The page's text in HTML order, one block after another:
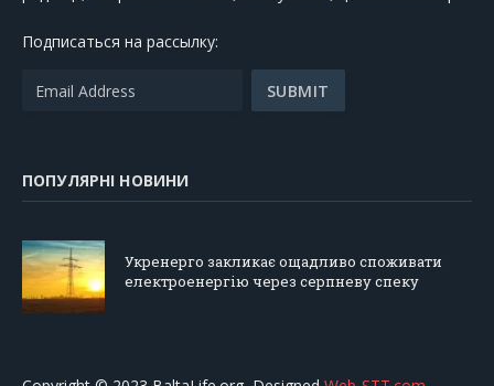
Подписаться на рассылку:
ПОПУЛЯРНІ НОВИНИ
Укренерго закликає ощадливо споживати
електроенергію через серпневу спеку